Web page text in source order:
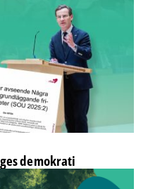
demokrati